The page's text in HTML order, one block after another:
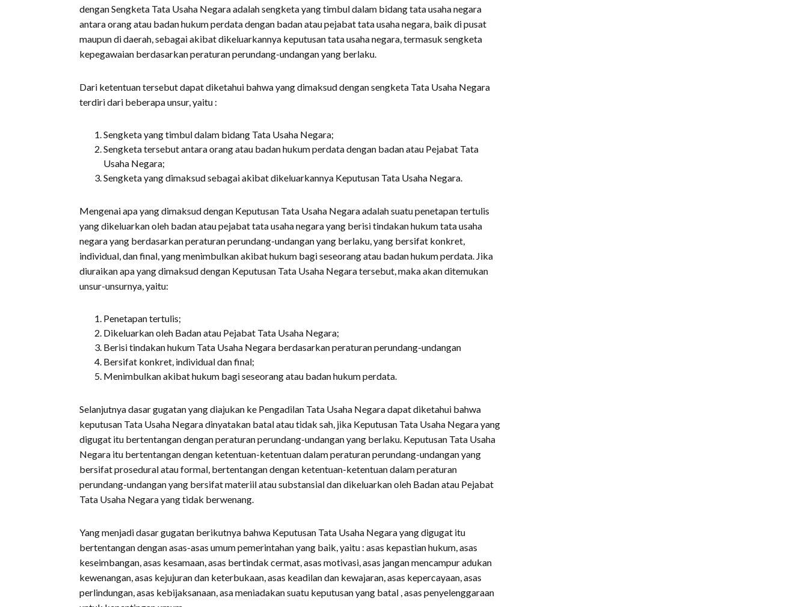
dengan Sengketa Tata Usaha Negara adalah sengketa yang timbul dalam bidang tata usaha negara
antara orang atau badan hukum perdata dengan badan atau pejabat tata usaha negara, baik di pusat
maupun di daerah, sebagai akibat dikeluarkannya keputusan tata usaha negara, termasuk sengketa
kepegawaian berdasarkan peraturan perundang-undangan yang berlaku.
Dari ketentuan tersebut dapat diketahui bahwa yang dimaksud dengan sengketa Tata Usaha Negara
terdiri dari beberapa unsur, yaitu :
Sengketa yang timbul dalam bidang Tata Usaha Negara;
Sengketa tersebut antara orang atau badan hukum perdata dengan badan atau Pejabat Tata
Usaha Negara;
Sengketa yang dimaksud sebagai akibat dikeluarkannya Keputusan Tata Usaha Negara.
Mengenai apa yang dimaksud dengan Keputusan Tata Usaha Negara adalah suatu penetapan tertulis
yang dikeluarkan oleh badan atau pejabat tata usaha negara yang berisi tindakan hukum tata usaha
negara yang berdasarkan peraturan perundang-undangan yang berlaku, yang bersifat konkret,
individual, dan final, yang menimbulkan akibat hukum bagi seseorang atau badan hukum perdata. Jika
diuraikan apa yang dimaksud dengan Keputusan Tata Usaha Negara tersebut, maka akan ditemukan
unsur-unsurnya, yaitu:
Penetapan tertulis;
Dikeluarkan oleh Badan atau Pejabat Tata Usaha Negara;
Berisi tindakan hukum Tata Usaha Negara berdasarkan peraturan perundang-undangan
Bersifat konkret, individual dan final;
Menimbulkan akibat hukum bagi seseorang atau badan hukum perdata.
Selanjutnya dasar gugatan yang diajukan ke Pengadilan Tata Usaha Negara dapat diketahui bahwa
keputusan Tata Usaha Negara dinyatakan batal atau tidak sah, jika Keputusan Tata Usaha Negara yang
digugat itu bertentangan dengan peraturan perundang-undangan yang berlaku. Keputusan Tata Usaha
Negara itu bertentangan dengan ketentuan-ketentuan dalam peraturan perundang-undangan yang
bersifat prosedural atau formal, bertentangan dengan ketentuan-ketentuan dalam peraturan
perundang-undangan yang bersifat materiil atau substansial dan dikeluarkan oleh Badan atau Pejabat
Tata Usaha Negara yang tidak berwenang.
Yang menjadi dasar gugatan berikutnya bahwa Keputusan Tata Usaha Negara yang digugat itu
bertentangan dengan asas-asas umum pemerintahan yang baik, yaitu : asas kepastian hukum, asas
keseimbangan, asas kesamaan, asas bertindak cermat, asas motivasi, asas jangan mencampur adukan
kewenangan, asas kejujuran dan keterbukaan, asas keadilan dan kewajaran, asas kepercayaan, asas
perlindungan, asas kebijaksanaan, asa meniadakan suatu keputusan yang batal , asas penyelenggaraan